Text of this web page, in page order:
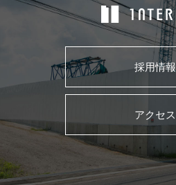
採用情報
アクセス